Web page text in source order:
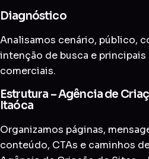
Diagnóstico
Analisamos cenário, público,
intenção de busca e
comerciais.
Estrutura – Agência de
Itaóca
Organizamos páginas,
conteúdo, CTAs e caminhos